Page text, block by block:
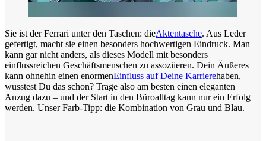
Sie ist der Ferrari unter den Taschen: dieAktentasche. Aus Leder
gefertigt, macht sie einen besonders hochwertigen Eindruck. Man
kann gar nicht anders, als dieses Modell mit besonders
einflussreichen Geschäftsmenschen zu assoziieren. Dein Äußeres
kann ohnehin einen enormenEinfluss auf Deine Karrierehaben,
wusstest Du das schon? Trage also am besten einen eleganten
Anzug dazu – und der Start in den Büroalltag kann nur ein Erfolg
werden. Unser Farb-Tipp: die Kombination von Grau und Blau.